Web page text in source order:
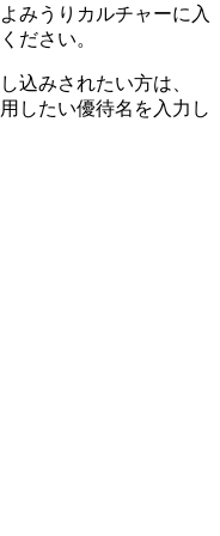
みうりカルチャーに入
ださい。
込みされたい方は、
したい優待名を入力し